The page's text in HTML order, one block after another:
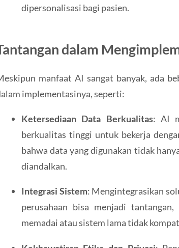
dipersonalisasi bagi pasien.
dalam
manfaat AI sangat banyak, ada
implementasinya, seperti:
Ketersediaan Data Berkualitas: AI
berkualitas tinggi untuk bekerja
bahwa data yang digunakan tidak
diandalkan.
Integrasi Sistem: Mengintegrasikan
perusahaan bisa menjadi
memadai atau sistem lama tidak